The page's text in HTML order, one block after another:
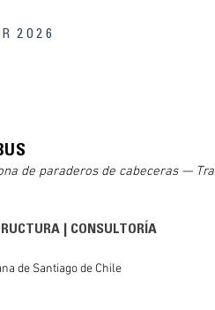
2 0 2 6
de paraderos de cabeceras —
CONSULTORÍA
de Santiago de Chile